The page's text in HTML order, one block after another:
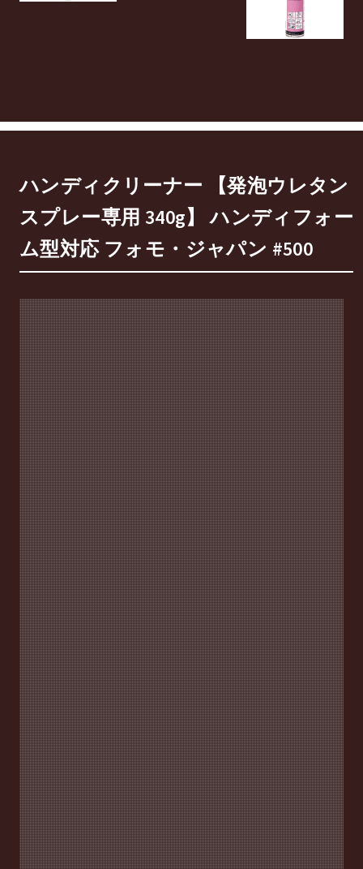
ハンディクリーナー 【発泡ウレタン
スプレー専用 340g】 ハンディフォー
ム型対応 フォモ・ジャパン #500